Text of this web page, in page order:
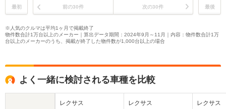
最初 前の30件 次の30件 最後
※人気のクルマは平均1ヶ月で掲載終了
物件数合計1万台以上のメーカー｜算出データ期間：2024年9月～11月｜内容：物件数合計1万
台以上のメーカーのうち、掲載が終了した物件数が1,000台以上の場合
よく一緒に検討される車種を比較
レクサス レクサス レクサス